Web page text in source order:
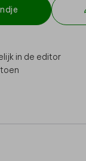
in de editor